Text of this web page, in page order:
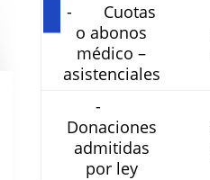
- Cuotas
o abonos
médico –
asistenciales
-
Donaciones
admitidas
por ley